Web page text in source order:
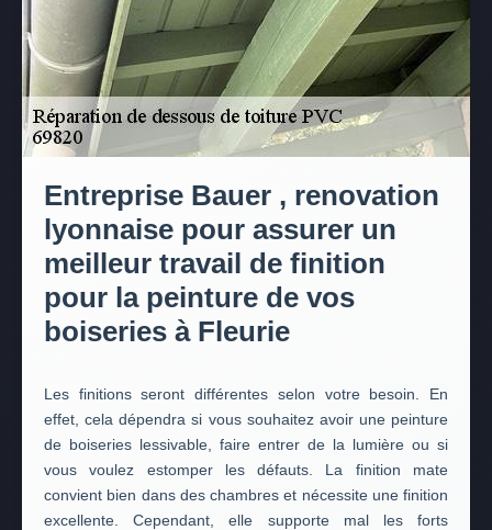
Entreprise Bauer , renovation
lyonnaise pour assurer un
meilleur travail de finition
pour la peinture de vos
boiseries à Fleurie
Les finitions seront différentes selon votre besoin. En
effet, cela dépendra si vous souhaitez avoir une peinture
de boiseries lessivable, faire entrer de la lumière ou si
vous voulez estomper les défauts. La finition mate
convient bien dans des chambres et nécessite une finition
excellente. Cependant, elle supporte mal les forts